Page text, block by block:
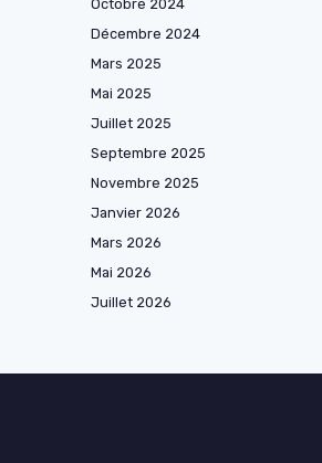
Octobre 2024
Décembre 2024
Mars 2025
Mai 2025
Juillet 2025
Septembre 2025
Novembre 2025
Janvier 2026
Mars 2026
Mai 2026
Juillet 2026